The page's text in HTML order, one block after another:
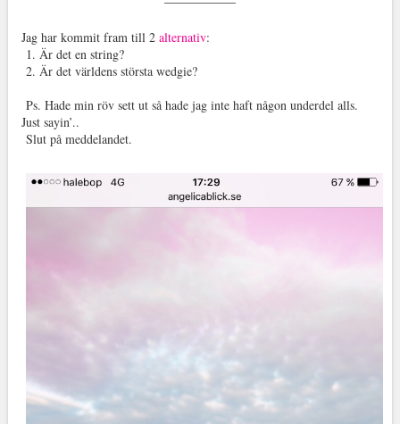
Jag har kommit fram till 2 alternativ:
1. Är det en string?
2. Är det världens största wedgie?
Ps. Hade min röv sett ut så hade jag inte haft någon underdel alls.
Just sayin’..
Slut på meddelandet.